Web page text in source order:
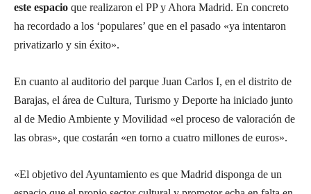
este espacio que realizaron el PP y Ahora Madrid. En concreto
ha recordado a los ‘populares’ que en el pasado «ya intentaron
privatizarlo y sin éxito».
En cuanto al auditorio del parque Juan Carlos I, en el distrito de
Barajas, el área de Cultura, Turismo y Deporte ha iniciado junto
al de Medio Ambiente y Movilidad «el proceso de valoración de
las obras», que costarán «en torno a cuatro millones de euros».
«El objetivo del Ayuntamiento es que Madrid disponga de un